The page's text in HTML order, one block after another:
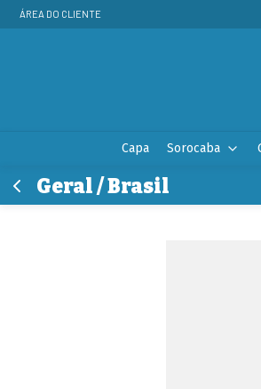
ÁREA DO CLIENTE
Capa Sorocaba
Geral / Brasil